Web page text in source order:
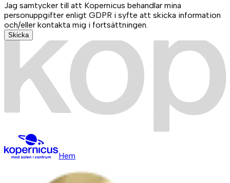
Jag samtycker till att Kopernicus behandlar mina
personuppgifter enligt GDPR i syfte att skicka information
och/eller kontakta mig i fortsättningen.
Skicka
Hem